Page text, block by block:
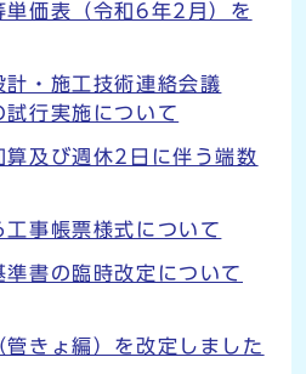
単価表（令和6年2月）を
計・施工技術連絡会議
試行実施について
算及び週休2日に伴う端数
事帳票様式について
書の臨時改定について
きょ編）を改定しました